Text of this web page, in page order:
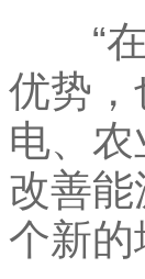
“在
优势
电、
改善能
个新的